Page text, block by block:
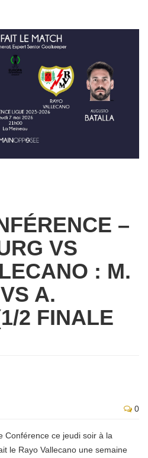
–
VS
: M.
A.
2 FINALE
0
Conférence ce jeudi soir à la
le Rayo Vallecano une semaine